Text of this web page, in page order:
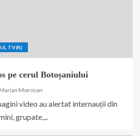
TV(R)
pe cerul Botoșaniului
Marian Morosan
video au alertat internauții din
grupate,...